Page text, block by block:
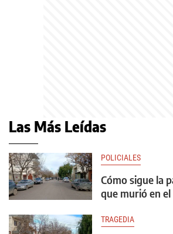
Las Más Leídas
POLICIALES
Cómo sigue la
que murió en
TRAGEDIA